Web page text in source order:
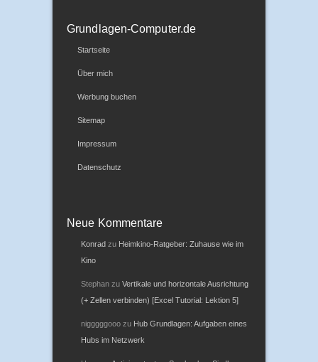
Grundlagen-Computer.de
Startseite
Über mich
Werbung buchen
Sitemap
Impressum
Datenschutz
Neue Kommentare
Konrad zu Heimkino-Ratgeber: Zuhause wie im
Kino
Stephan zu Vertikale und horizontale Ausrichtung
(+ Zellen verbinden) [Excel Tutorial: Lektion 5]
nigggggooo zu Hub Grundlagen: Aufgaben eines
Hubs im Netzwerk